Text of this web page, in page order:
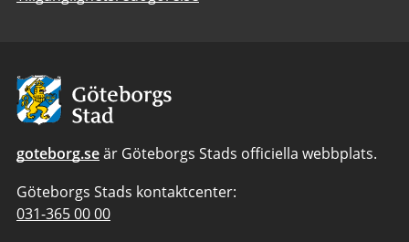
Avsändare:
Göteborgs
Stad
goteborg.seär Göteborgs Stads officiella webbplats.
Göteborgs Stads kontaktcenter:
Telefonnummer
031-365 00 00